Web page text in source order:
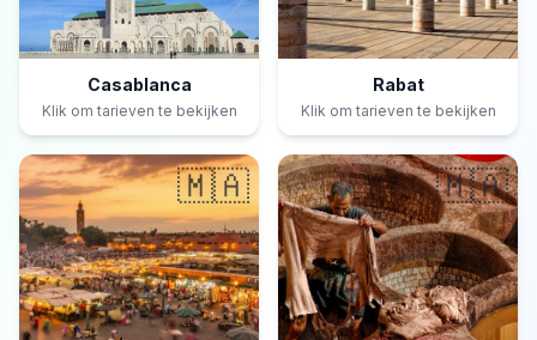
Casablanca
Klik om tarieven te bekijken
Rabat
Klik om tarieven te bekijken
🇲🇦 🇲🇦